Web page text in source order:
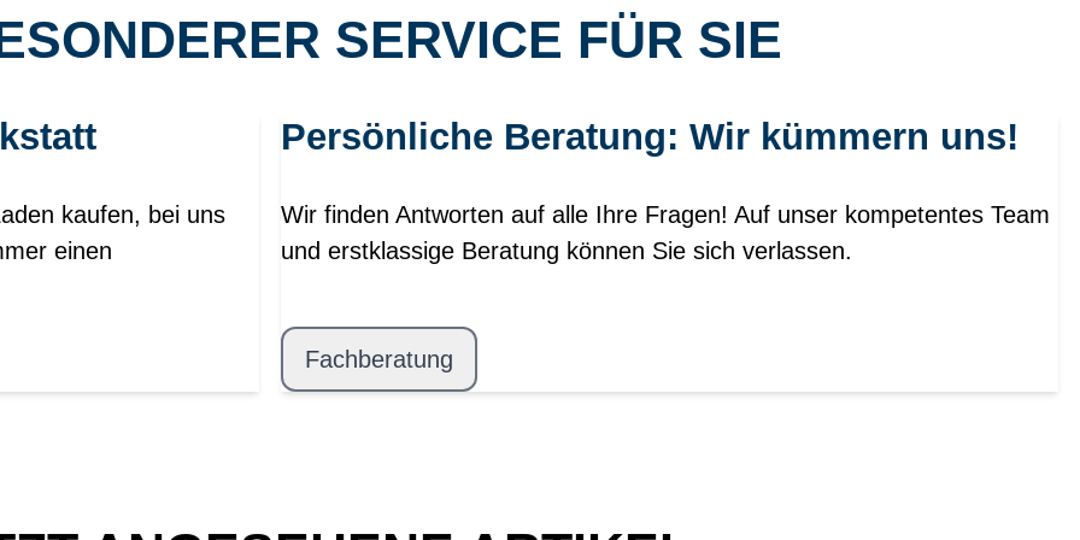
SERVICE FÜR SIE
kaufen, bei uns
einen
Persönliche Beratung: Wir kümmern uns!
Wir finden Antworten auf alle Ihre Fragen! Auf unser kompetentes Team
und erstklassige Beratung können Sie sich verlassen.
Fachberatung